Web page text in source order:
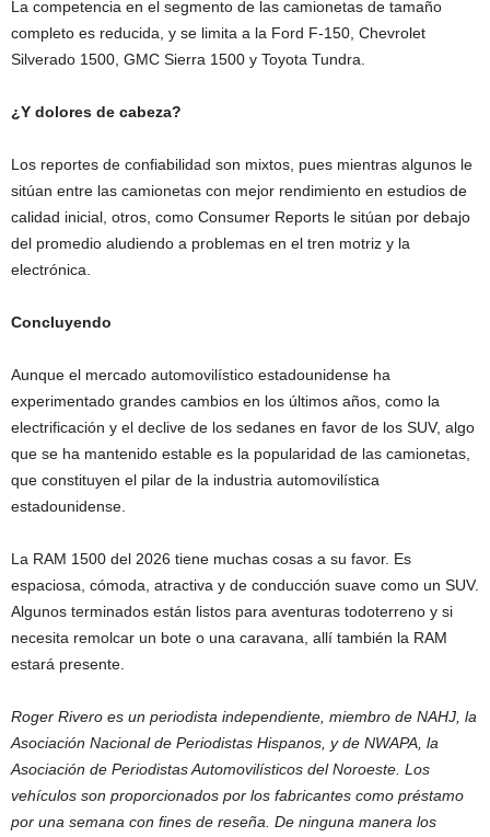
La competencia en el segmento de las camionetas de tamaño
completo es reducida, y se limita a la Ford F-150, Chevrolet
Silverado 1500, GMC Sierra 1500 y Toyota Tundra.
¿Y dolores de cabeza?
Los reportes de confiabilidad son mixtos, pues mientras algunos le
sitúan entre las camionetas con mejor rendimiento en estudios de
calidad inicial, otros, como Consumer Reports le sitúan por debajo
del promedio aludiendo a problemas en el tren motriz y la
electrónica.
Concluyendo
Aunque el mercado automovilístico estadounidense ha
experimentado grandes cambios en los últimos años, como la
electrificación y el declive de los sedanes en favor de los SUV, algo
que se ha mantenido estable es la popularidad de las camionetas,
que constituyen el pilar de la industria automovilística
estadounidense.
La RAM 1500 del 2026 tiene muchas cosas a su favor. Es
espaciosa, cómoda, atractiva y de conducción suave como un SUV.
Algunos terminados están listos para aventuras todoterreno y si
necesita remolcar un bote o una caravana, allí también la RAM
estará presente.
Roger Rivero es un periodista independiente, miembro de NAHJ, la
Asociación Nacional de Periodistas Hispanos, y de NWAPA, la
Asociación de Periodistas Automovilísticos del Noroeste. Los
vehículos son proporcionados por los fabricantes como préstamo
por una semana con fines de reseña. De ninguna manera los